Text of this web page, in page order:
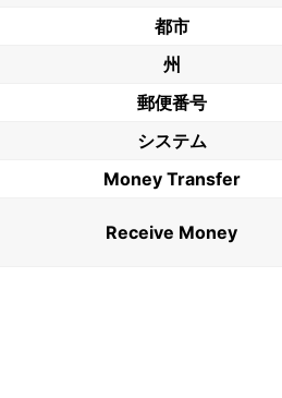
都市
州
郵便番号
システム
Money Transfer
Receive Money